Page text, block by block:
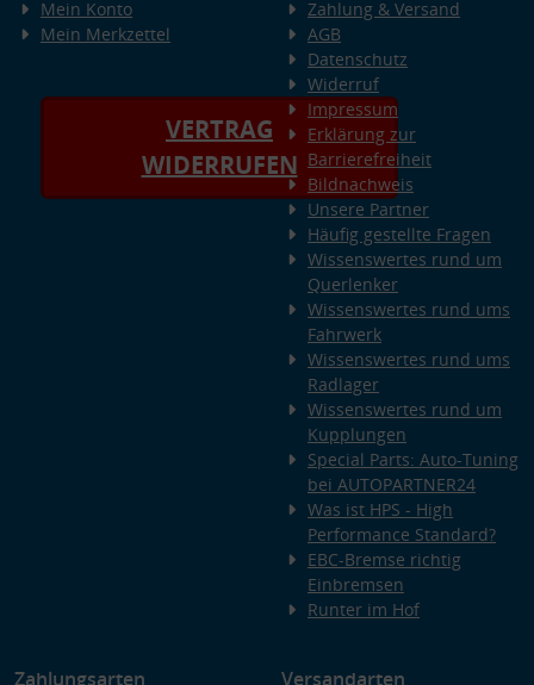
Mein Konto
Mein Merkzettel
VERTRAG
WIDERRUFEN
Zahlung & Versand
AGB
Datenschutz
Widerruf
Impressum
Erklärung zur
Barrierefreiheit
Bildnachweis
Unsere Partner
Häufig gestellte Fragen
Wissenswertes rund um
Querlenker
Wissenswertes rund ums
Fahrwerk
Wissenswertes rund ums
Radlager
Wissenswertes rund um
Kupplungen
Special Parts: Auto-Tuning
bei AUTOPARTNER24
Was ist HPS - High
Performance Standard?
EBC-Bremse richtig
Einbremsen
Runter im Hof
Zahlungsarten Versandarten